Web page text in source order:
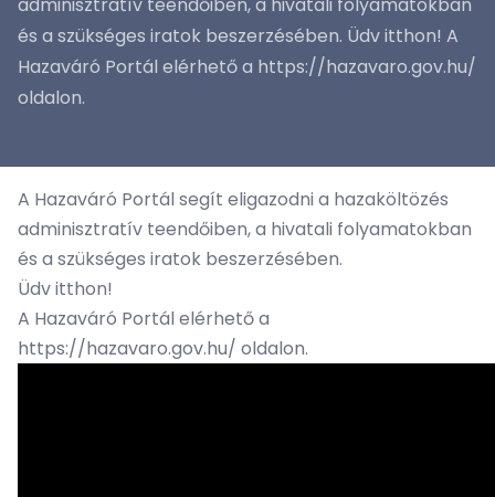
és a szükséges iratok beszerzésében. Üdv itthon! A
Hazaváró Portál elérhető a https://hazavaro.gov.hu/
oldalon.
A Hazaváró Portál segít eligazodni a hazaköltözés
adminisztratív teendőiben, a hivatali folyamatokban
és a szükséges iratok beszerzésében.
Üdv itthon!
A Hazaváró Portál elérhető a
https://hazavaro.gov.hu/ oldalon.